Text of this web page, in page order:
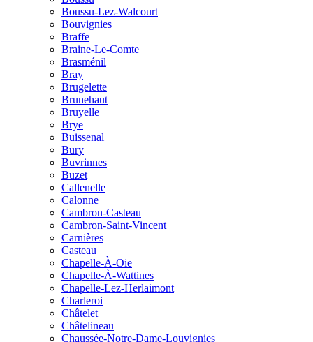
Boussu-Lez-Walcourt
Bouvignies
Braffe
Braine-Le-Comte
Brasménil
Bray
Brugelette
Brunehaut
Bruyelle
Brye
Buissenal
Bury
Buvrinnes
Buzet
Callenelle
Calonne
Cambron-Casteau
Cambron-Saint-Vincent
Carnières
Casteau
Chapelle-À-Oie
Chapelle-À-Wattines
Chapelle-Lez-Herlaimont
Charleroi
Châtelet
Châtelineau
Chaussée-Notre-Dame-Louvignies